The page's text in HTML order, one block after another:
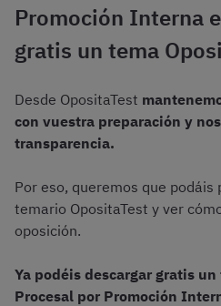
Promoción Interna
gratis un tema
Desde OpositaTest
con vuestra preparación y
transparencia.
Por eso, queremos que
temario OpositaTest y ver
oposición.
Ya podéis descargar gratis
Procesal por Promoción